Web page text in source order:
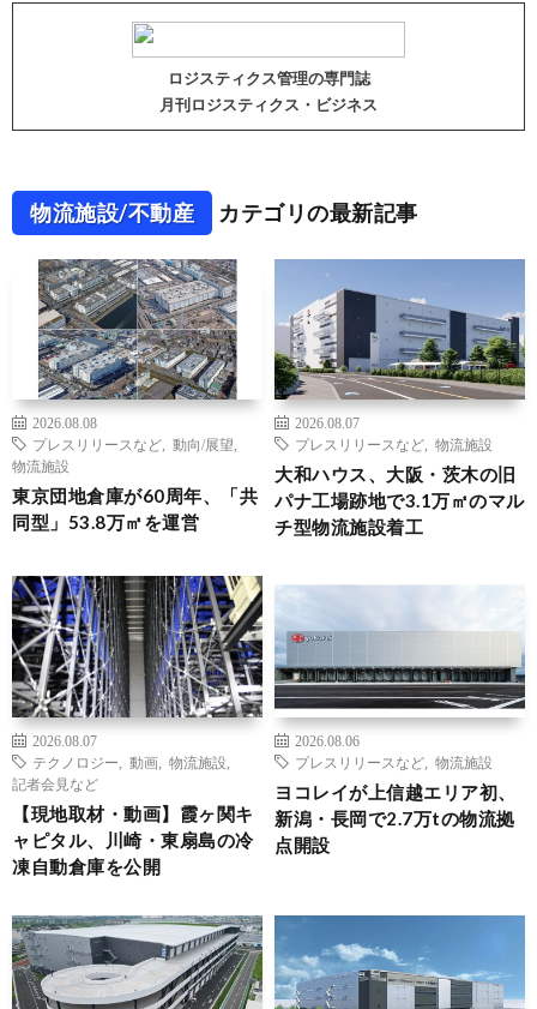
ロジスティクス管理の専門誌
月刊ロジスティクス・ビジネス
物流施設/不動産 カテゴリの最新記事
2026.08.08
プレスリリースなど
動向/展望
物流施設
東京団地倉庫が60周年、「共
同型」53.8万㎡を運営
2026.08.07
プレスリリースなど
物流施設
大和ハウス、大阪・茨木の旧
パナ工場跡地で3.1万㎡のマル
チ型物流施設着工
2026.08.07
テクノロジー
動画 物流施設
記者会見など
【現地取材・動画】霞ヶ関キ
ャピタル、川崎・東扇島の冷
凍自動倉庫を公開
2026.08.06
プレスリリースなど
物流施設
ヨコレイが上信越エリア初、
新潟・長岡で2.7万tの物流拠
点開設